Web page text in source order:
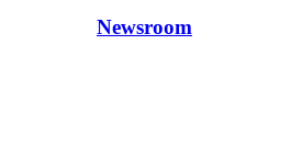
Newsroom